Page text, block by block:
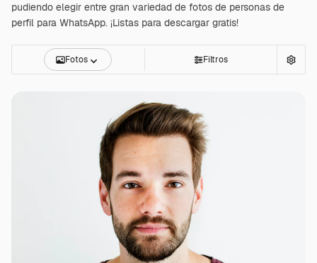
pudiendo elegir entre gran variedad de fotos de personas de
perfil para WhatsApp. ¡Listas para descargar gratis!
Fotos Filtros